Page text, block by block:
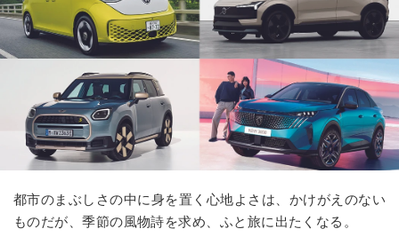
都市のまぶしさの中に身を置く心地よさは、かけがえのない
ものだが、季節の風物詩を求め、ふと旅に出たくなる。